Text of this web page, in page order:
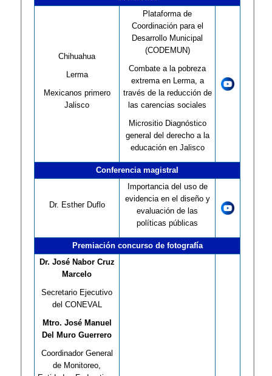
Chihuahua
Lerma
Mexicanos primero
Jalisco
Plataforma de
Coordinación para el
Desarrollo Municipal
(CODEMUN)
Combate a la pobreza
extrema en Lerma, a
través de la reducción de
las carencias sociales
Micrositio Diagnóstico
general del derecho a la
educación en Jalisco
Conferencia magistral
Dr. Esther Duflo
Importancia del uso de
evidencia en el diseño y
evaluación de las
políticas públicas
Premiación concurso de fotografía
Dr. José Nabor Cruz
Marcelo
Secretario Ejecutivo
del CONEVAL
Mtro. José Manuel
Del Muro Guerrero
Coordinador General
de Monitoreo,